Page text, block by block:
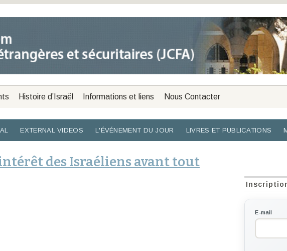
Histoire d’Israël Informations et liens Nous Contacter
EXTERNAL VIDEOS L'ÉVÉNEMENT DU JOUR LIVRES ET PUBLICATIONS
des Israéliens avant tout
E-mail